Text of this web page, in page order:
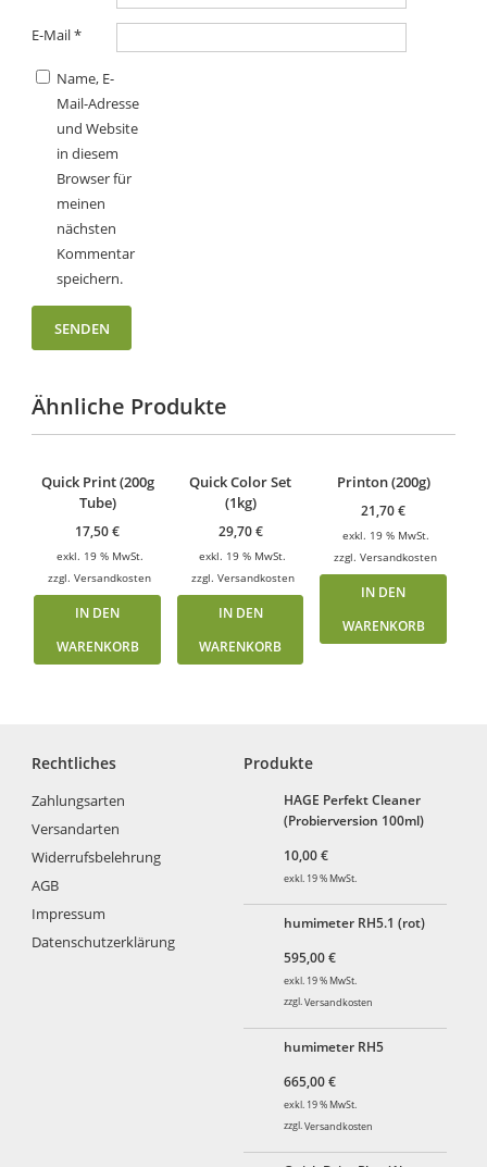
E-Mail*
Name, E-
Mail-Adresse
und Website
in diesem
Browser für
meinen
nächsten
Kommentar
speichern.
Ähnliche Produkte
Quick Print (200g
Tube)
17,50€
exkl. 19 % MwSt.
zzgl.Versandkosten
IN DEN
WARENKORB
Quick Color Set
(1kg)
29,70€
exkl. 19 % MwSt.
zzgl. Versandkosten
IN DEN
WARENKORB
Printon (200g)
21,70€
exkl. 19 % MwSt.
zzgl.Versandkosten
IN DEN
WARENKORB
Rechtliches
Zahlungsarten
Versandarten
Widerrufsbelehrung
AGB
Impressum
Datenschutzerklärung
Produkte
HAGE Perfekt Cleaner
(Probierversion 100ml)
10,00€
exkl. 19 % MwSt.
humimeter RH5.1 (rot)
595,00€
exkl. 19 % MwSt.
zzgl.Versandkosten
humimeter RH5
665,00€
exkl. 19 % MwSt.
zzgl.Versandkosten